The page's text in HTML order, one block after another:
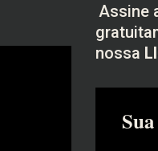
Assine
nossa